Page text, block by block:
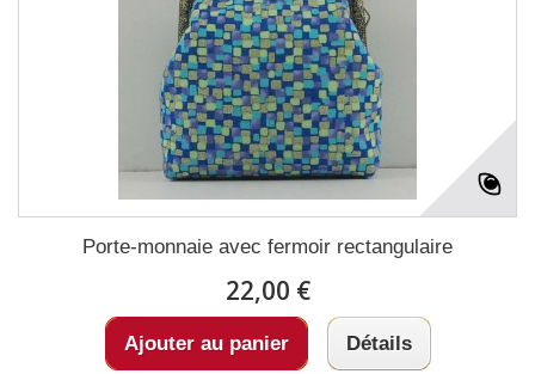
Porte-monnaie avec fermoir rectangulaire
22,00 €
Ajouter au panier Détails